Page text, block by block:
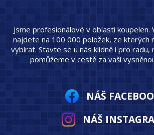
Jsme profesionálové v oblasti koupelen.
najdete na 100 000 položek, ze kterých
vybírat. Stavte se u nás klidně i pro radu,
pomůžeme v cestě za vaší
NÁŠ
NÁŠ